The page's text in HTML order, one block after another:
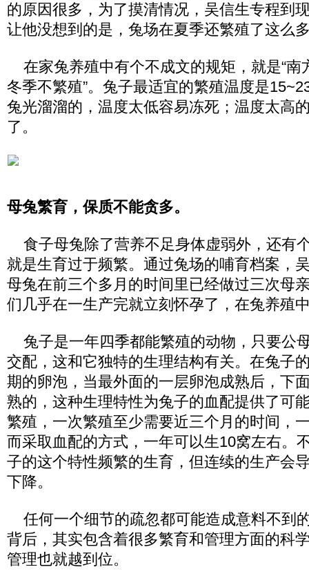
的原因很多，为了摸清情况，吴信生专程到
让他没想到的是，兔场在夏季还繁殖了这么
在家兔养殖中有个不成文的规矩，就是“南
冬季不繁殖”。兔子最适宜的繁殖温度是
兔光溜溜的，温度太低容易冻死；温度太高
了。
母兔繁育，保质不能贪多。
食子母兔除了营养不足身体虚弱外，还有
就是生育过于频繁。通过兔场的哺育档案，
母兔在前三个多月的时间里已经做过三次母
们几乎在一生产完就立刻怀孕了，在兔养殖
兔子是一年四季都能繁殖的动物，只要公
交配，这和它独特的生理结构有关。在兔子
期的卵泡，当最外面的一层卵泡成熟后，下
熟的，这种生理特性为兔子的血配提供了可
繁殖，一次繁殖至少需要近三个月的时间，
而采取血配的方式，一年可以生10窝左右。
子的这个特性频繁的生育，但连续的生产会
下降。
任何一个细节的疏忽都可能造成意料不到
背后，其实包含着很多繁育和管理方面的科
管理也就越到位。